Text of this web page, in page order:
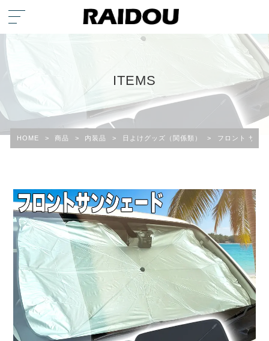
ITEMS
HOME > 商品 > 内装品 > 日よけグッズ（関係類） > フロント サン